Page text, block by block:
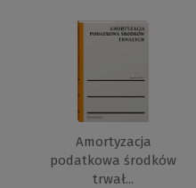
Amortyzacja
podatkowa środków
trwał...